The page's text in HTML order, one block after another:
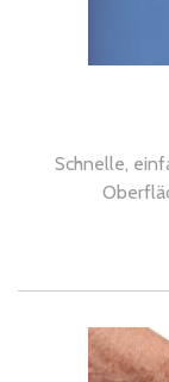
Schnelle,